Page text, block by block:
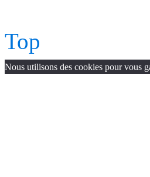
Top
Nous utilisons des cookies pour vous